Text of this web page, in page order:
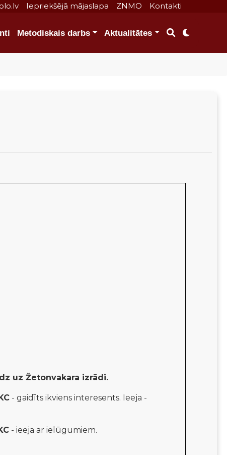
Iepriekšējā mājaslapa ZNMO Kontakti
Metodiskais darbs Aktualitātes
uz Žetonvakara izrādi.
- gaidīts ikviens interesents. Ieeja -
- ieeja ar ielūgumiem.